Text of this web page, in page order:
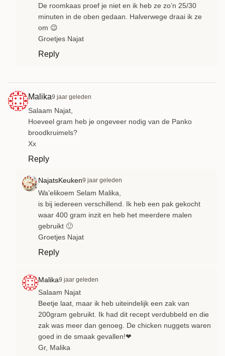
De roomkaas proef je niet en ik heb ze zo’n 25/30
minuten in de oben gedaan. Halverwege draai ik ze
om 😉
Groetjes Najat
Reply
Malika9 jaar geleden
Salaam Najat,
Hoeveel gram heb je ongeveer nodig van de Panko
broodkruimels?
Xx
Reply
NajatsKeuken9 jaar geleden
Wa’elikoem Selam Malika,
is bij iedereen verschillend. Ik heb een pak gekocht
waar 400 gram inzit en heb het meerdere malen
gebruikt 🙂
Groetjes Najat
Reply
Malika9 jaar geleden
Salaam Najat
Beetje laat, maar ik heb uiteindelijk een zak van
200gram gebruikt. Ik had dit recept verdubbeld en die
zak was meer dan genoeg. De chicken nuggets waren
goed in de smaak gevallen!❤
Gr, Malika